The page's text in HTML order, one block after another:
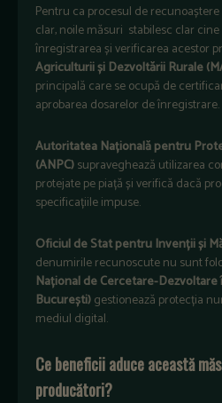
Pentru ca procesul de
clar, noile măsuri stabilesc clar
înregistrarea și verificarea acestor
Agriculturii și Dezvoltării Rurale
principală care se ocupă de
aprobarea dosarelor de înregistrare.
Autoritatea Națională pentru
(ANPC)supraveghează utilizarea
protejate pe piață și verifică dacă
specificațiile impuse.
Oficiul de Stat pentru Invenții și
denumirile recunoscute nu sunt
Național de Cercetare-
București)gestionează protecția
mediul digital.
Ce beneficii aduce această
producători?